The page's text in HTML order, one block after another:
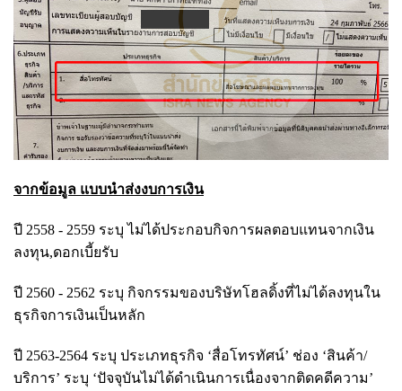
จากข้อมูล แบบนำส่งงบการเงิน
ปี 2558 - 2559 ระบุ ไม่ได้ประกอบกิจการผลตอบแทนจากเงิน
ลงทุน,ดอกเบี้ยรับ
ปี 2560 - 2562 ระบุ กิจกรรมของบริษัทโฮลดิ้งที่ไม่ได้ลงทุนใน
ธุรกิจการเงินเป็นหลัก
ปี 2563-2564 ระบุ ประเภทธุรกิจ ‘สื่อโทรทัศน์’ ช่อง ‘สินค้า/
บริการ’ ระบุ ‘ปัจจุบันไม่ได้ดำเนินการเนื่องจากติดคดีความ’